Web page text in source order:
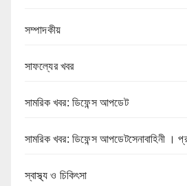
সম্পাদকীয়
সাফল্যের খবর
সামরিক খবর: ডিফেন্স আপডেট
সামরিক খবর: ডিফেন্স আপডেটসেনাবাহিনী ।
স্বাস্থ্য ও চিকিৎসা